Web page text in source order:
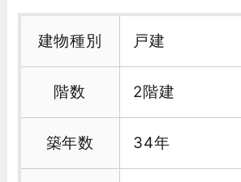
建物種別 戸建
階数 2階建
築年数 34年